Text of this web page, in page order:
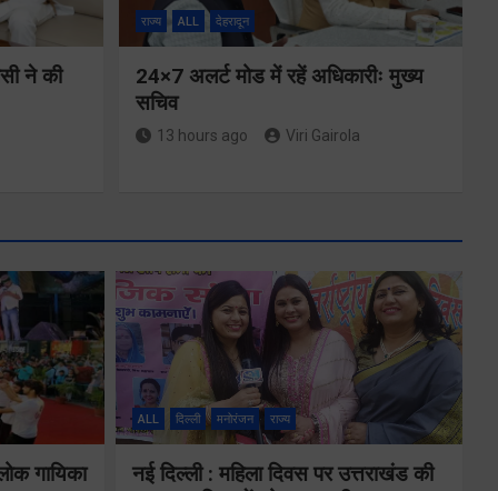
ने की
राज्य ALL देहरादून
24×7 अलर्ट मोड में रहें अधिकारीः मुख्य
सचिव
13 hours ago Viri Gairola
गायिका
ALL दिल्ली मनोरंजन राज्य
नई दिल्ली : महिला दिवस पर उत्तराखंड की
और
मुख्यमंत्री ने
प्रदान की विभिन्न
विकास योजनाओं
के लिए 1967